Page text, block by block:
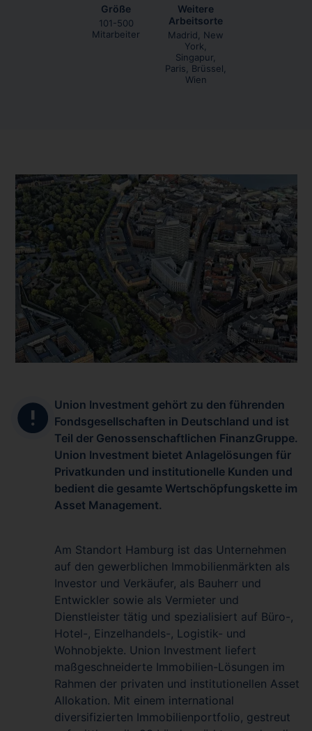
Größe
101-500
Mitarbeiter
Weitere
Arbeitsorte
Madrid, New
York,
Singapur,
Paris, Brüssel,
Wien
Union Investment gehört zu den führenden
Fondsgesellschaften in Deutschland und ist
Teil der Genossenschaftlichen FinanzGruppe.
Union Investment bietet Anlagelösungen für
Privatkunden und institutionelle Kunden und
bedient die gesamte Wertschöpfungskette im
Asset Management.
Am Standort Hamburg ist das Unternehmen
auf den gewerblichen Immobilienmärkten als
Investor und Verkäufer, als Bauherr und
Entwickler sowie als Vermieter und
Dienstleister tätig und spezialisiert auf Büro-,
Hotel-, Einzelhandels-, Logistik- und
Wohnobjekte. Union Investment liefert
maßgeschneiderte Immobilien-Lösungen im
Rahmen der privaten und institutionellen Asset
Allokation. Mit einem international
diversifizierten Immobilienportfolio, gestreut